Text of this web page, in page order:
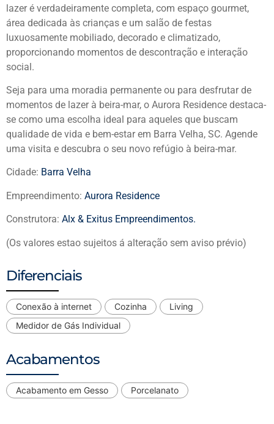
lazer é verdadeiramente completa, com espaço gourmet,
área dedicada às crianças e um salão de festas
luxuosamente mobiliado, decorado e climatizado,
proporcionando momentos de descontração e interação
social.
Seja para uma moradia permanente ou para desfrutar de
momentos de lazer à beira-mar, o Aurora Residence destaca-
se como uma escolha ideal para aqueles que buscam
qualidade de vida e bem-estar em Barra Velha, SC. Agende
uma visita e descubra o seu novo refúgio à beira-mar.
Cidade: Barra Velha
Empreendimento: Aurora Residence
Construtora: Alx & Exitus Empreendimentos.
(Os valores estao sujeitos á alteração sem aviso prévio)
Diferenciais
Conexão à internet Cozinha
Living
Medidor de Gás Individual
Acabamentos
Acabamento em Gesso Porcelanato